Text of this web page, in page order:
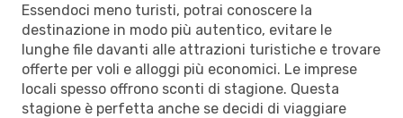
Essendoci meno turisti, potrai conoscere la
destinazione in modo più autentico, evitare le
lunghe file davanti alle attrazioni turistiche e trovare
offerte per voli e alloggi più economici. Le imprese
locali spesso offrono sconti di stagione. Questa
stagione è perfetta anche se decidi di viaggiare